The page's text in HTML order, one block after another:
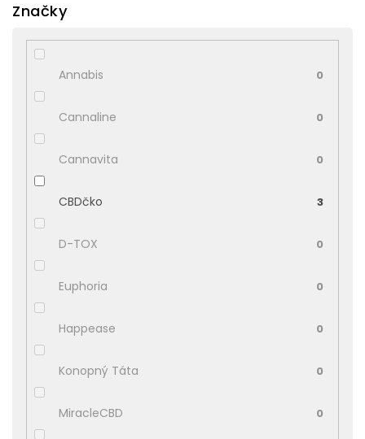
Značky
Annabis 0
Cannaline 0
Cannavita 0
CBDčko 3
D-TOX 0
Euphoria 0
Happease 0
Konopný Táta 0
MiracleCBD 0